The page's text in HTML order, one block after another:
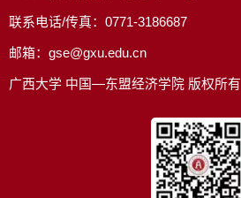
联系电话/传真：0771-3186687
邮箱：gse@gxu.edu.cn
广西大学 中国—东盟经济学院 版权所有